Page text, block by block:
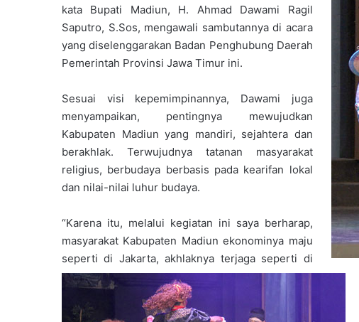
kata Bupati Madiun, H. Ahmad Dawami Ragil
Saputro, S.Sos, mengawali sambutannya di acara
yang diselenggarakan Badan Penghubung Daerah
Pemerintah Provinsi Jawa Timur ini.
Sesuai visi kepemimpinannya, Dawami juga
menyampaikan, pentingnya mewujudkan
Kabupaten Madiun yang mandiri, sejahtera dan
berakhlak. Terwujudnya tatanan masyarakat
religius, berbudaya berbasis pada kearifan lokal
dan nilai-nilai luhur budaya.
“Karena itu, melalui kegiatan ini saya berharap,
masyarakat Kabupaten Madiun ekonominya maju
seperti di Jakarta, akhlaknya terjaga seperti di